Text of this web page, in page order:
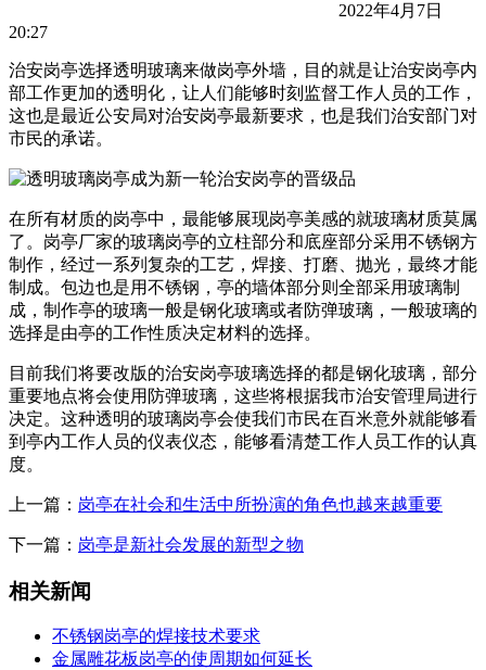
2022年4月7日
20:27
治安岗亭选择透明玻璃来做岗亭外墙，目的就是让治安岗亭内
部工作更加的透明化，让人们能够时刻监督工作人员的工作，
这也是最近公安局对治安岗亭最新要求，也是我们治安部门对
市民的承诺。
在所有材质的岗亭中，最能够展现岗亭美感的就玻璃材质莫属
了。岗亭厂家的玻璃岗亭的立柱部分和底座部分采用不锈钢方
制作，经过一系列复杂的工艺，焊接、打磨、抛光，最终才能
制成。包边也是用不锈钢，亭的墙体部分则全部采用玻璃制
成，制作亭的玻璃一般是钢化玻璃或者防弹玻璃，一般玻璃的
选择是由亭的工作性质决定材料的选择。
目前我们将要改版的治安岗亭玻璃选择的都是钢化玻璃，部分
重要地点将会使用防弹玻璃，这些将根据我市治安管理局进行
决定。这种透明的玻璃岗亭会使我们市民在百米意外就能够看
到亭内工作人员的仪表仪态，能够看清楚工作人员工作的认真
度。
上一篇： 岗亭在社会和生活中所扮演的角色也越来越重要
下一篇： 岗亭是新社会发展的新型之物
相关新闻
不锈钢岗亭的焊接技术要求
金属雕花板岗亭的使周期如何延长